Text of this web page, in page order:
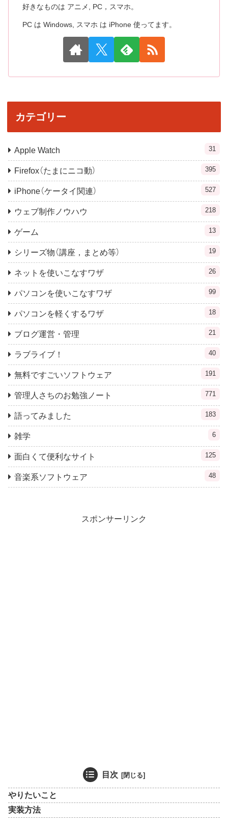
好きなものは アニメ, PC，スマホ。
PC は Windows, スマホ は iPhone 使ってます。
カテゴリー
Apple Watch 31
Firefox（たまにニコ動） 395
iPhone（ケータイ関連） 527
ウェブ制作ノウハウ 218
ゲーム 13
シリーズ物（講座，まとめ等） 19
ネットを使いこなすワザ 26
パソコンを使いこなすワザ 99
パソコンを軽くするワザ 18
ブログ運営・管理 21
ラブライブ！ 40
無料ですごいソフトウェア 191
管理人さちのお勉強ノート 771
語ってみました 183
雑学 6
面白くて便利なサイト 125
音楽系ソフトウェア 48
スポンサーリンク
目次
やりたいこと
実装方法